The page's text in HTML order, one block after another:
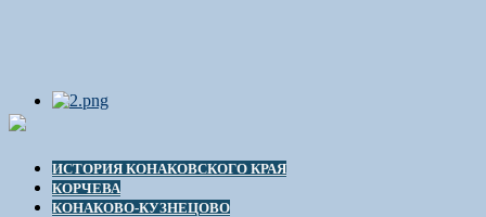
ИСТОРИЯ КОНАКОВСКОГО КРАЯ
КОРЧЕВА
КОНАКОВО-КУЗНЕЦОВО